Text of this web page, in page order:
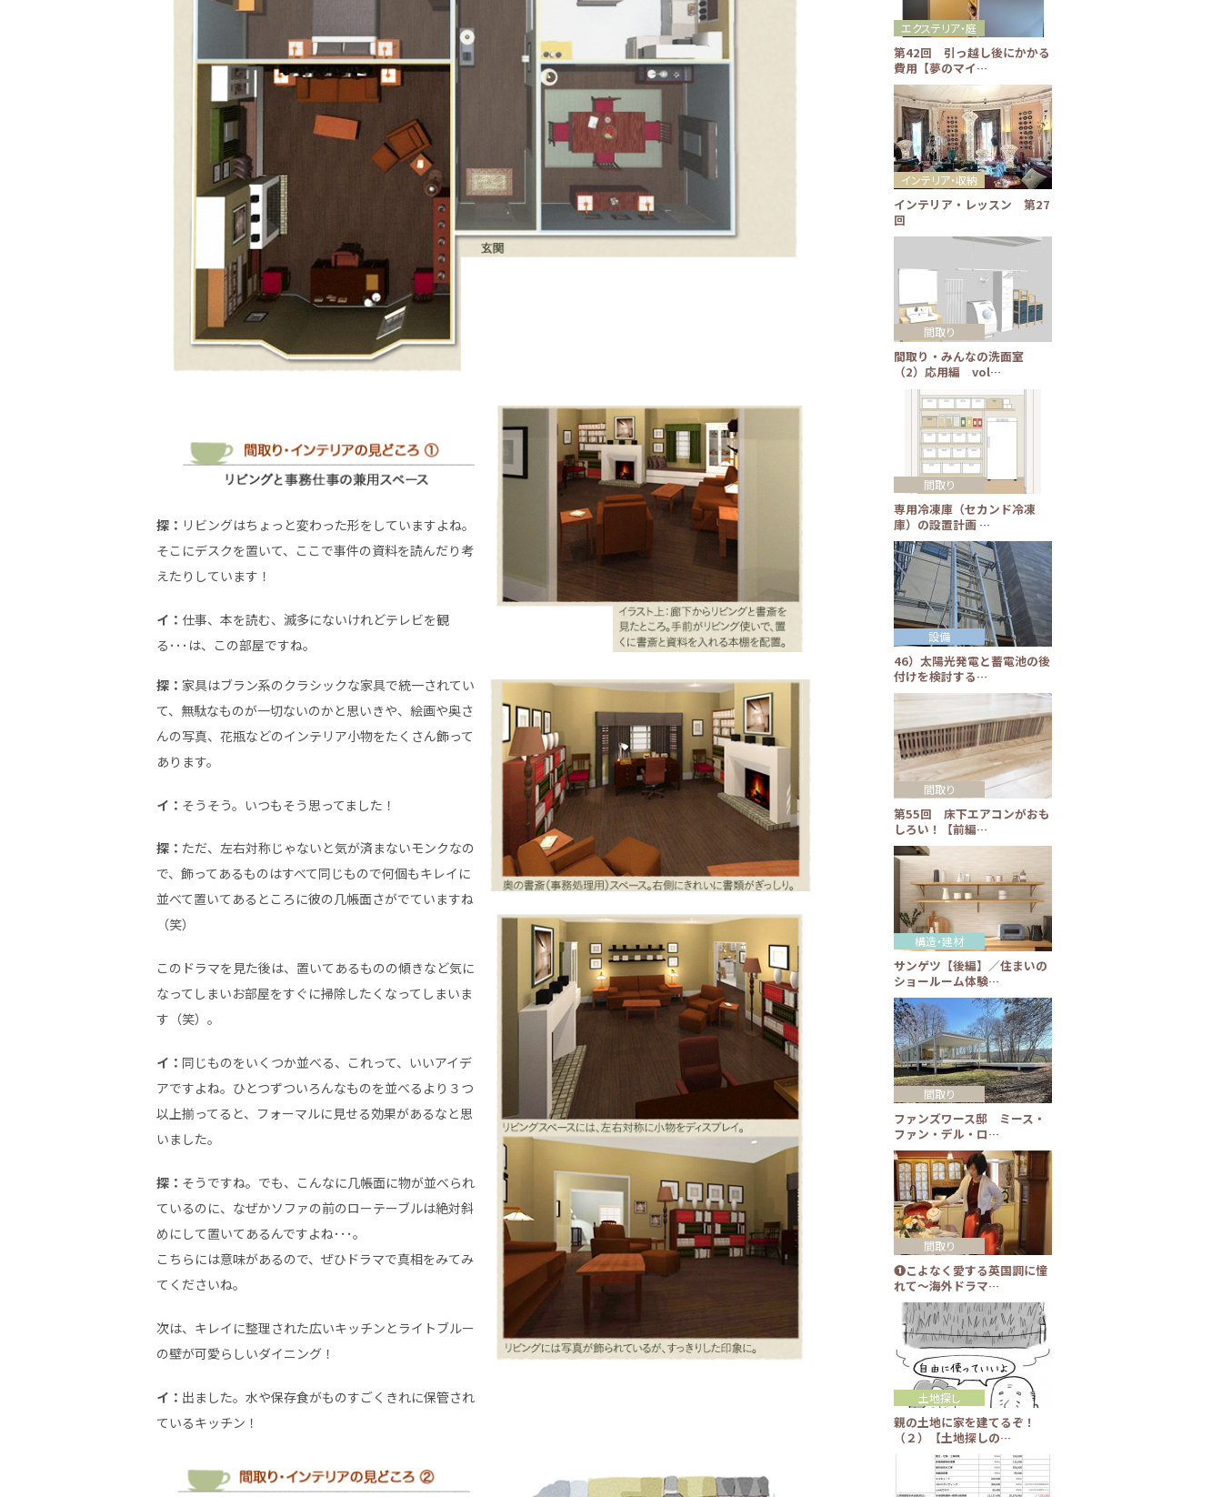
探： リビングはちょっと変わった形をしていますよね。
そこにデスクを置いて、ここで事件の資料を読んだり考
えたりしています！
イ： 仕事、本を読む、滅多にないけれどテレビを観
る･･･は、この部屋ですね。
探： 家具はブラン系のクラシックな家具で統一されてい
て、無駄なものが一切ないのかと思いきや、絵画や奥さ
んの写真、花瓶などのインテリア小物をたくさん飾って
あります。
イ： そうそう。いつもそう思ってました！
探： ただ、左右対称じゃないと気が済まないモンクなの
で、飾ってあるものはすべて同じもので何個もキレイに
並べて置いてあるところに彼の几帳面さがでていますね
（笑）
このドラマを見た後は、置いてあるものの傾きなど気に
なってしまいお部屋をすぐに掃除したくなってしまいま
す（笑）。
イ： 同じものをいくつか並べる、これって、いいアイデ
アですよね。ひとつずついろんなものを並べるより３つ
以上揃ってると、フォーマルに見せる効果があるなと思
いました。
探： そうですね。でも、こんなに几帳面に物が並べられ
ているのに、なぜかソファの前のローテーブルは絶対斜
めにして置いてあるんですよね･･･。
こちらには意味があるので、ぜひドラマで真相をみてみ
てくださいね。
次は、キレイに整理された広いキッチンとライトブルー
の壁が可愛らしいダイニング！
イ： 出ました。水や保存食がものすごくきれに保管され
ているキッチン！
第42回 引っ越し後にかかる
費用【夢のマイ…
エクステリア・庭
インテリア・レッスン 第27
回
インテリア・収納
間取り・みんなの洗面室
（2）応用編 vol…
間取り
専用冷凍庫（セカンド冷凍
庫）の設置計画 …
間取り
46）太陽光発電と蓄電池の後
付けを検討する…
設備
第55回 床下エアコンがおも
しろい！【前編…
間取り
サンゲツ【後編】／住まいの
ショールーム体験…
構造・建材
ファンズワース邸 ミース・
ファン・デル・ロ…
間取り
❶こよなく愛する英国調に憧
れて～海外ドラマ…
間取り
親の土地に家を建てるぞ！
（２）【土地探しの…
土地探し